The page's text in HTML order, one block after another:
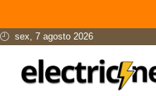
sex, 7 agosto 2026